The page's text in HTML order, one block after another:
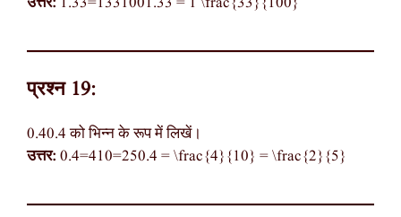
प्रश्न 19:
0.40.4 को भिन्न के रूप में लिखें।
उत्तर: 0.4=410=250.4 = \frac{4}{10} = \frac{2}{5}